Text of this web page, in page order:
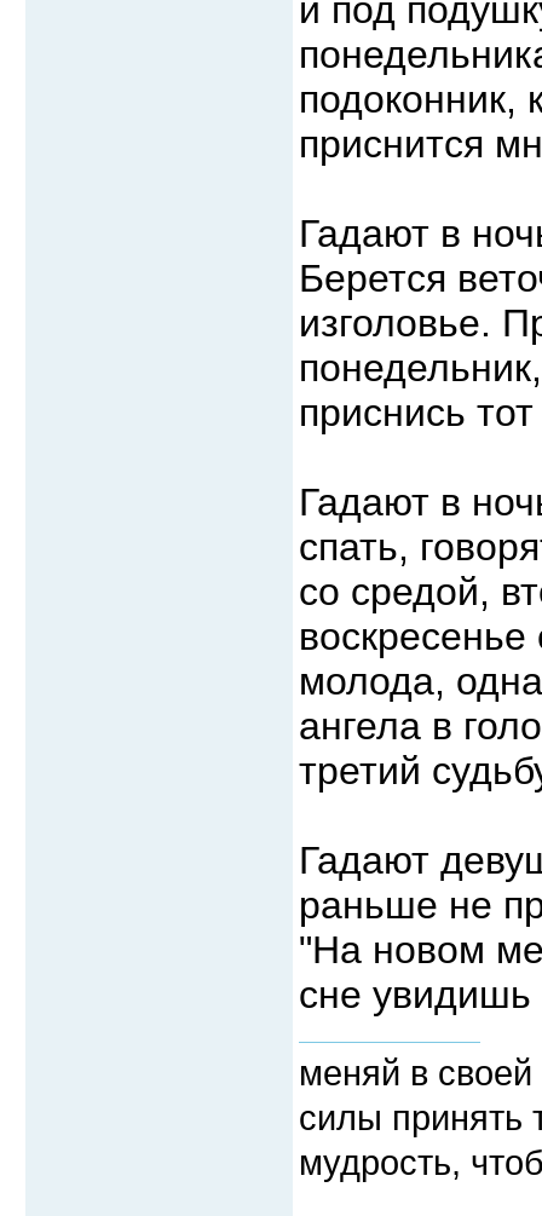
и под
подоконник,
приснится
Гадают в
Берется
изголовье.
приснись
Гадают в
спать,
со средой,
молода,
ангела в
третий
Гадают
раньше не
"На новом
сне увидишь
меняй в
силы принять
мудрость,